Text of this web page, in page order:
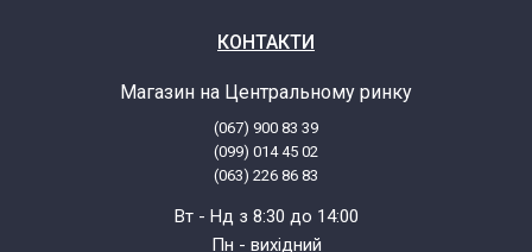
КОНТАКТИ
Магазин на Центральному ринку
(067) 900 83 39
(099) 014 45 02
(063) 226 86 83
Вт - Нд з 8:30 до 14:00
Пн - вихідний